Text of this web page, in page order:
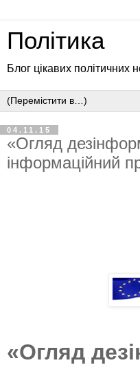
Політика
Блог цікавих політичних
04.11.15
«Огляд
інформаційний
«Огляд